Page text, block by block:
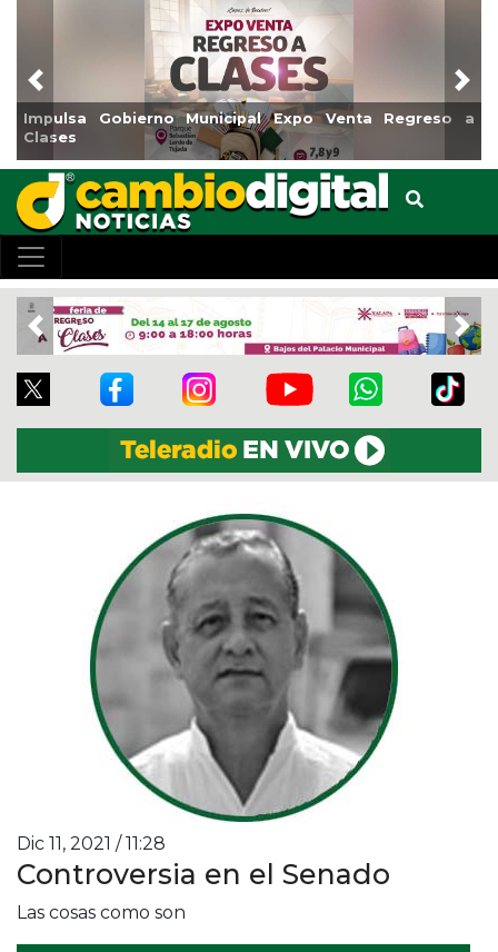
Impulsa Gobierno Municipal Expo Venta Regreso a
Clases
Previous
Previous
Dic 11, 2021 / 11:28
Controversia en el Senado
Las cosas como son